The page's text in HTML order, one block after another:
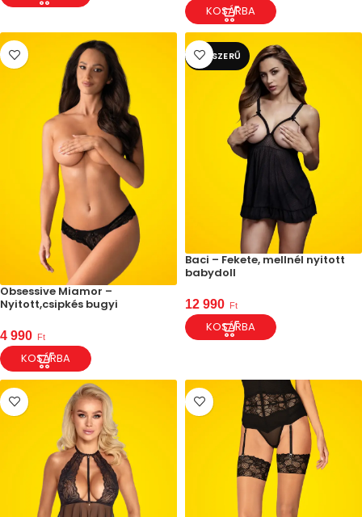
KOSÁRBA
Obsessive Miamor –
Nyitott,csipkés bugyi
4 990 Ft
KOSÁRBA
NÉPSZERŰ
Baci – Fekete, mellnél nyitott
babydoll
12 990 Ft
KOSÁRBA